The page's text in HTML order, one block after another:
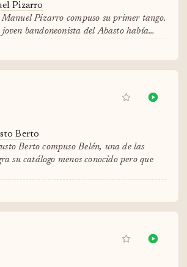
Pizarro
Pizarro compuso su primer tango.
bandoneonista del Abasto había…
Berto
Berto compuso Belén, una de las
su catálogo menos conocido pero que